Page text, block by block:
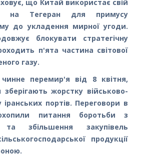
що Китай використає свій
на Тегеран для примусу
до укладення мирної угоди.
блокувати стратегічну
п'ята частина світової
газу.
перемир'я від 8 квітня,
жорстку військово-
портів. Переговори в
питання боротьби з
та збільшення закупівель
продукції